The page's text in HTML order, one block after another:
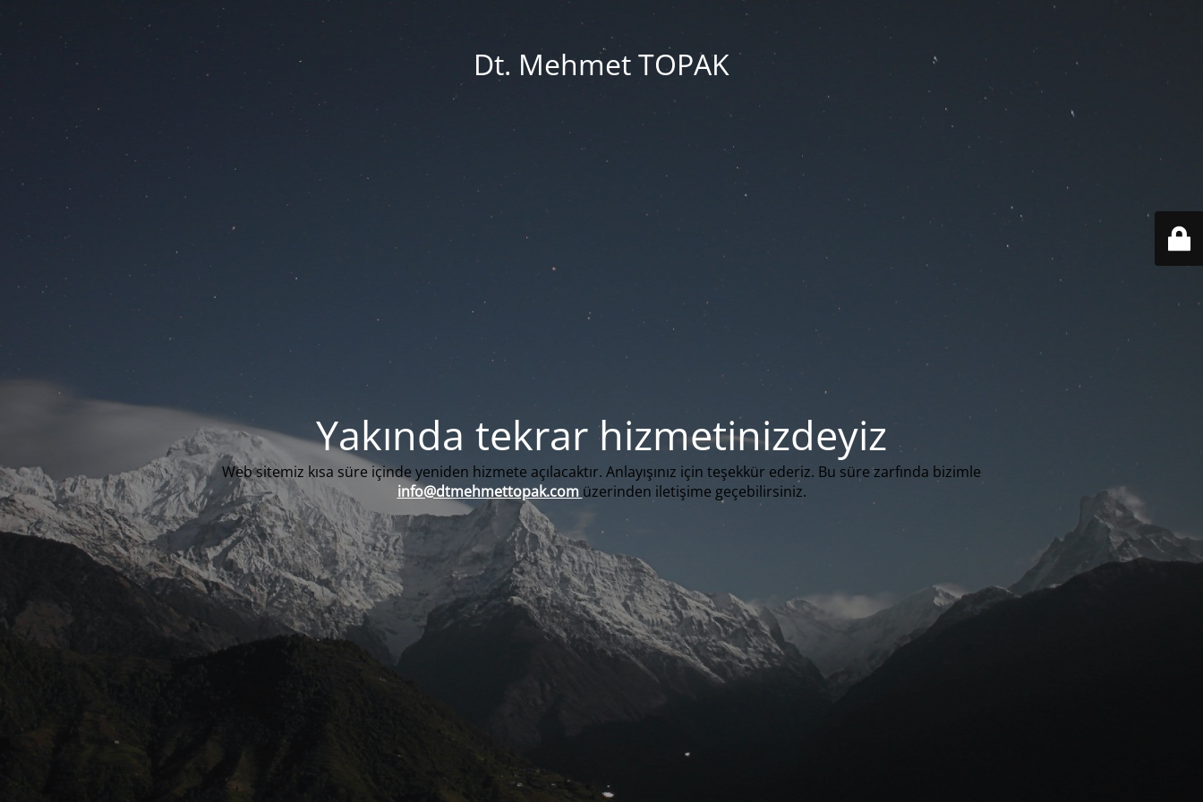
Dt. Mehmet TOPAK
Yakında tekrar hizmetinizdeyiz
Web sitemiz kısa süre içinde yeniden hizmete açılacaktır. Anlayışınız için teşekkür ederiz. Bu süre zarfında bizimle
info@dtmehmettopak.com üzerinden iletişime geçebilirsiniz.